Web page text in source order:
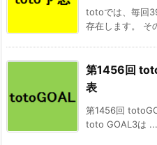
totoでは、毎回
存在します。 そ
第1456回
表
第1456回
toto GOAL3は ...